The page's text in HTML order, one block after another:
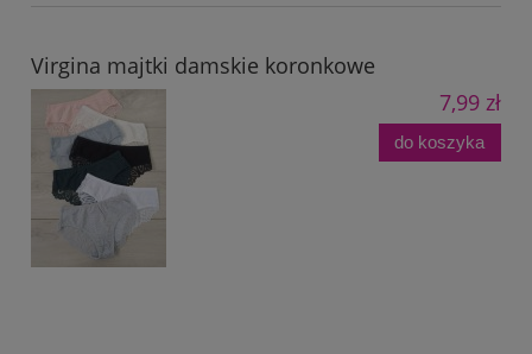
Virgina majtki damskie koronkowe
7,99 zł
do koszyka